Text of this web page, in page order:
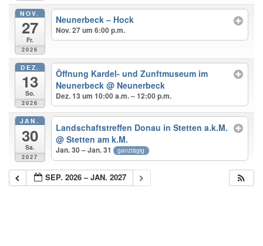
NOV.
27
Fr.
2026
Neunerbeck – Hock
Nov. 27 um 6:00 p.m.
DEZ.
13
So.
2026
Öffnung Kardel- und Zunftmuseum im
Neunerbeck@ Neunerbeck
Dez. 13 um 10:00 a.m. – 12:00 p.m.
JAN.
30
Sa.
2027
Landschaftstreffen Donau in Stetten a.k.M.
@ Stetten am k.M.
Jan. 30 – Jan. 31 ganztägig
SEP. 2026 – JAN. 2027